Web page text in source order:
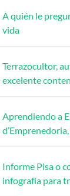
A quién le
vida
Terrazocultor,
excelente
Aprendiendo a
Informe Pisa o
infografía para